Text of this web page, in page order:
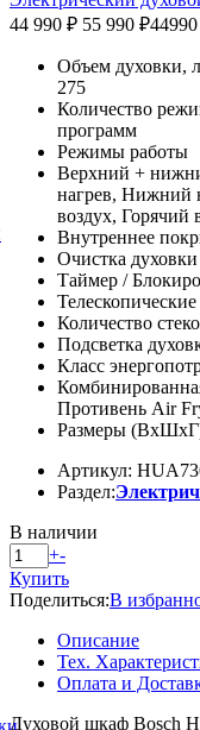
44 990 ₽ 55 990 ₽44990
Объем духовки,
275
Количество
программ
Режимы работы
Верхний +
нагрев, Нижний
воздух, Горячий
Внутреннее
Очистка
Таймер /
Количество
Подсветка
Класс
Противень Air
Размеры
Артикул:
Раздел:
В наличии
+-
Купить
Поделиться:В
Описание
Тех.
Оплата и
Духовой шкаф Bosch